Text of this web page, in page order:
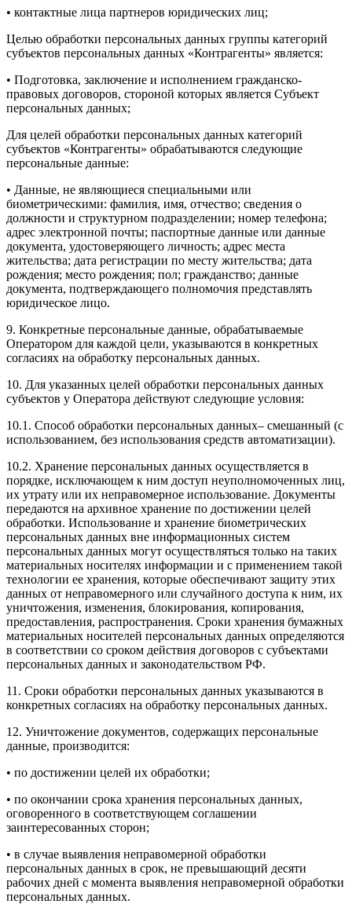
• контактные лица партнеров юридических лиц;
Целью обработки персональных данных группы категорий
субъектов персональных данных «Контрагенты» является:
• Подготовка, заключение и исполнением гражданско-
правовых договоров, стороной которых является Субъект
персональных данных;
Для целей обработки персональных данных категорий
субъектов «Контрагенты» обрабатываются следующие
персональные данные:
• Данные, не являющиеся специальными или
биометрическими: фамилия, имя, отчество; сведения о
должности и структурном подразделении; номер телефона;
адрес электронной почты; паспортные данные или данные
документа, удостоверяющего личность; адрес места
жительства; дата регистрации по месту жительства; дата
рождения; место рождения; пол; гражданство; данные
документа, подтверждающего полномочия представлять
юридическое лицо.
9. Конкретные персональные данные, обрабатываемые
Оператором для каждой цели, указываются в конкретных
согласиях на обработку персональных данных.
10. Для указанных целей обработки персональных данных
субъектов у Оператора действуют следующие условия:
10.1. Способ обработки персональных данных– смешанный (с
использованием, без использования средств автоматизации).
10.2. Хранение персональных данных осуществляется в
порядке, исключающем к ним доступ неуполномоченных лиц,
их утрату или их неправомерное использование. Документы
передаются на архивное хранение по достижении целей
обработки. Использование и хранение биометрических
персональных данных вне информационных систем
персональных данных могут осуществляться только на таких
материальных носителях информации и с применением такой
технологии ее хранения, которые обеспечивают защиту этих
данных от неправомерного или случайного доступа к ним, их
уничтожения, изменения, блокирования, копирования,
предоставления, распространения. Сроки хранения бумажных
материальных носителей персональных данных определяются
в соответствии со сроком действия договоров с субъектами
персональных данных и законодательством РФ.
11. Сроки обработки персональных данных указываются в
конкретных согласиях на обработку персональных данных.
12. Уничтожение документов, содержащих персональные
данные, производится:
• по достижении целей их обработки;
• по окончании срока хранения персональных данных,
оговоренного в соответствующем соглашении
заинтересованных сторон;
• в случае выявления неправомерной обработки
персональных данных в срок, не превышающий десяти
рабочих дней с момента выявления неправомерной обработки
персональных данных.